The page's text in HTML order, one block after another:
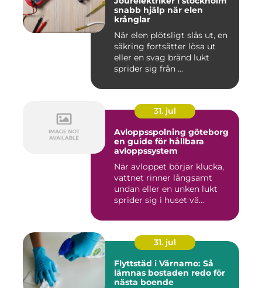
snabb hjälp när elen
krånglar
När elen plötsligt slås ut, en
säkring fortsätter lösa ut
eller en svag bränd lukt
sprider sig från ...
31. jul
Avloppsspolning göteborg
en guide för hållbara
avloppssystem
När avloppet börjar klucka,
vattnet rinner långsamt
undan eller en unken lukt
sprider sig i huset vä...
31. jul
Flyttstäd i Värnamo: Så
lämnas bostaden redo för
nästa boende